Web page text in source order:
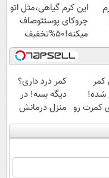
این کرم گیاهی،مثل اتو
چروکای پوستتوصاف
میکنه!50%تخفیف
کمر
شده!
کمرت رو
درمان
کمر درد داری؟
دیگه بسه! در
منزل درمانش
کن
(◀پرسش‌نامه)